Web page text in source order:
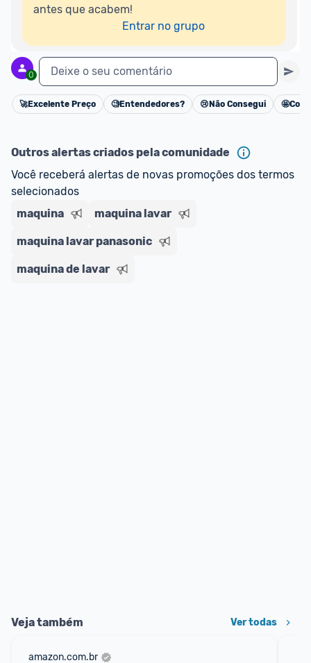
antes que acabem!
Entrar no grupo
0 Deixe o seu comentário
Cancelar
🚀Excelente Preço 🧐Entendedores? 😢 Não Consegui 🤩
Outros alertas criados pela comunidade
Você receberá alertas de novas promoções dos termos
selecionados
maquina
maquina lavar
maquina lavar panasonic
maquina de lavar
Veja também Ver todas
amazon.com.br